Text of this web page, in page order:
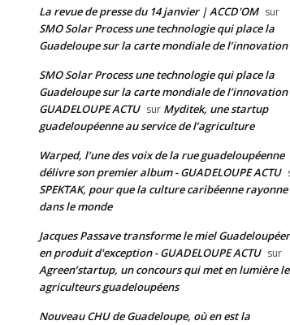
La revue de presse du 14 janvier | ACCD'OM sur
SMO Solar Process une technologie qui place la
Guadeloupe sur la carte mondiale de l’innovation
SMO Solar Process une technologie qui place la
Guadeloupe sur la carte mondiale de l’innovation
GUADELOUPE ACTU sur Myditek, une startup
guadeloupéenne au service de l’agriculture
Warped, l’une des voix de la rue guadeloupéenne
délivre son premier album - GUADELOUPE ACTU
SPEKTAK, pour que la culture caribéenne rayonne
dans le monde
Jacques Passave transforme le miel
en produit d'exception - GUADELOUPE ACTU sur
Agreen’startup, un concours qui met en lumière
agriculteurs guadeloupéens
Nouveau CHU de Guadeloupe, où en est la